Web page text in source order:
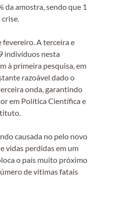
da amostra, sendo que 1
fevereiro. A terceira e
indivíduos nesta
à primeira pesquisa, em
razoável dado o
onda, garantindo
em Política Científica e
causada no pelo novo
vidas perdidas em um
o país muito próximo
de vítimas fatais